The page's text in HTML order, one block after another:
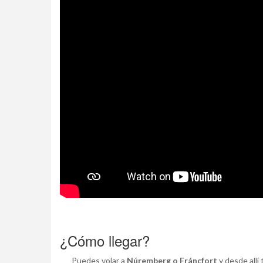
¿Cómo llegar?
Puedes volar a Núremberg o Fráncfort y desde allí